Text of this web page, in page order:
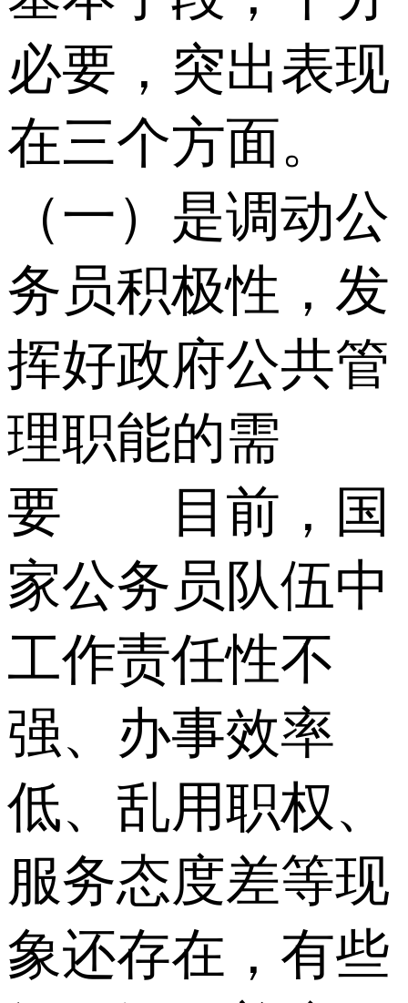
必要，突出表现
在三个方面。
（一）是调动公
务员积极性，发
挥好政府公共管
理职能的需
要 目前，国
家公务员队伍中
工作责任性不
强、办事效率
低、乱用职权、
服务态度差等现
象还存在，有些